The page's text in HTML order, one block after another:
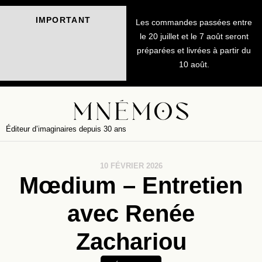
IMPORTANT
Les commandes passées entre
le 20 juillet et le 7 août seront
préparées et livrées à partir du
10 août.
Éditeur d’imaginaires depuis 30 ans
10 FÉVRIER 2026
Mœdium – Entretien
avec Renée
Zachariou